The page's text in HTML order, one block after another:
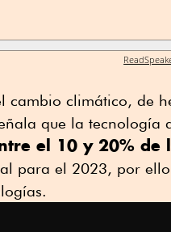
cambio climático, de
que la tecnología
el 10 y 20% de
para el 2023, por